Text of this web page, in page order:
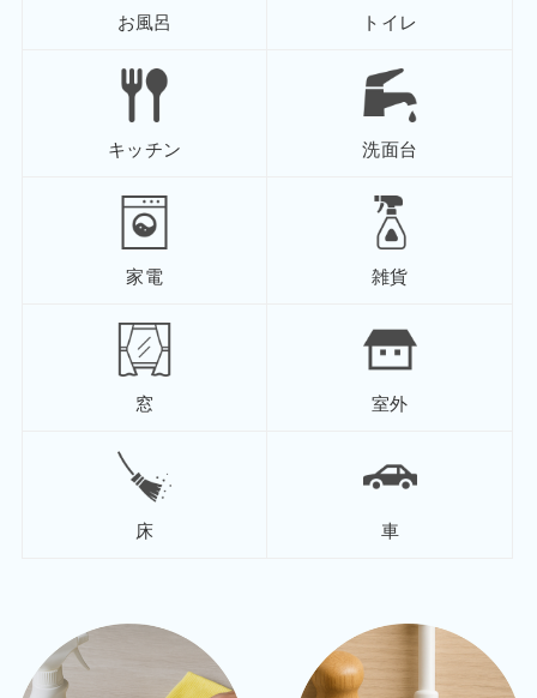
お風呂 トイレ
キッチン 洗面台
家電 雑貨
窓 室外
床 車